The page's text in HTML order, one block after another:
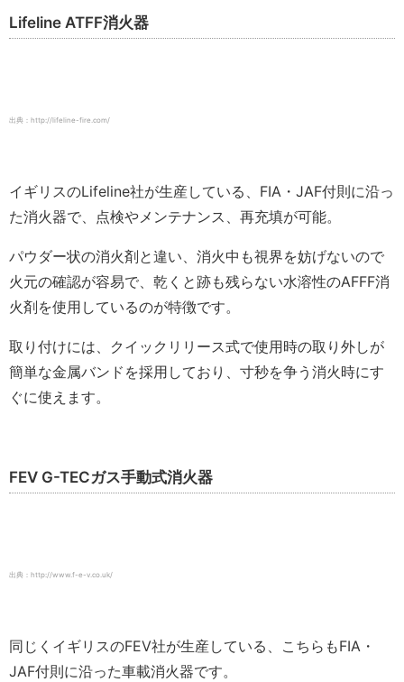
Lifeline ATFF消火器
出典：http://lifeline-fire.com/
イギリスのLifeline社が生産している、FIA・JAF付則に沿っ
た消火器で、点検やメンテナンス、再充填が可能。
パウダー状の消火剤と違い、消火中も視界を妨げないので
火元の確認が容易で、乾くと跡も残らない水溶性のAFFF消
火剤を使用しているのが特徴です。
取り付けには、クイックリリース式で使用時の取り外しが
簡単な金属バンドを採用しており、寸秒を争う消火時にす
ぐに使えます。
FEV G-TECガス手動式消火器
出典：http://www.f-e-v.co.uk/
同じくイギリスのFEV社が生産している、こちらもFIA・
JAF付則に沿った車載消火器です。